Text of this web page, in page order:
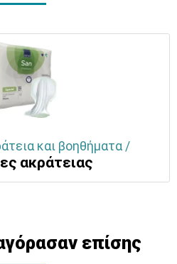
και βοηθήματα /
ακράτειας
επίσης